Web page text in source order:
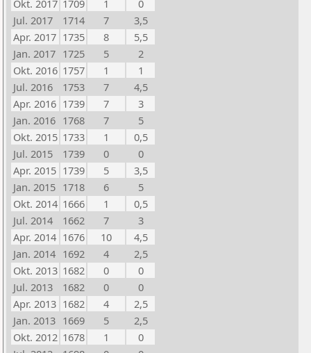
Okt. 2017 1709 1
0
Jul. 2017
1714 7
3,5
Apr. 2017 1735 8
5,5
Jan. 2017 1725 5
2
Okt. 2016 1757 1
1
Jul. 2016
1753 7
4,5
Apr. 2016 1739 7
3
Jan. 2016 1768 7
5
Okt. 2015 1733 1
0,5
Jul. 2015
1739 0
0
Apr. 2015 1739 5
3,5
Jan. 2015 1718 6
5
Okt. 2014 1666 1
0,5
Jul. 2014
1662 7
3
Apr. 2014 1676 10
4,5
Jan. 2014 1692 4
2,5
Okt. 2013 1682 0
0
Jul. 2013
1682 0
0
Apr. 2013 1682 4
2,5
Jan. 2013 1669 5
2,5
Okt. 2012 1678 1
0